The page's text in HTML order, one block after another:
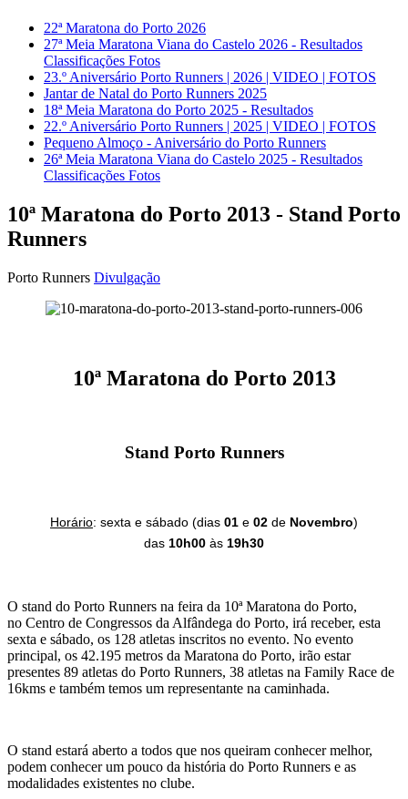
22ª Maratona do Porto 2026
27ª Meia Maratona Viana do Castelo 2026 - Resultados
Classificações Fotos
23.º Aniversário Porto Runners | 2026 | VIDEO | FOTOS
Jantar de Natal do Porto Runners 2025
18ª Meia Maratona do Porto 2025 - Resultados
22.º Aniversário Porto Runners | 2025 | VIDEO | FOTOS
Pequeno Almoço - Aniversário do Porto Runners
26ª Meia Maratona Viana do Castelo 2025 - Resultados
Classificações Fotos
10ª Maratona do Porto 2013 - Stand Porto
Runners
Porto Runners Divulgação
10ª Maratona do Porto 2013
Stand Porto Runners
Horário: sexta e sábado (dias 01 e 02 de Novembro)
das 10h00 às 19h30
O stand do Porto Runners na feira da 10ª Maratona do Porto,
no Centro de Congressos da Alfândega do Porto, irá receber, esta
sexta e sábado, os 128 atletas inscritos no evento. No evento
principal, os 42.195 metros da Maratona do Porto, irão estar
presentes 89 atletas do Porto Runners, 38 atletas na Family Race de
16kms e também temos um representante na caminhada.
O stand estará aberto a todos que nos queiram conhecer melhor,
podem conhecer um pouco da história do Porto Runners e as
modalidades existentes no clube.